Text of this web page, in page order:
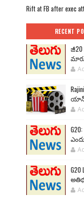
Rift at FB after exec
RECENT
జీ20